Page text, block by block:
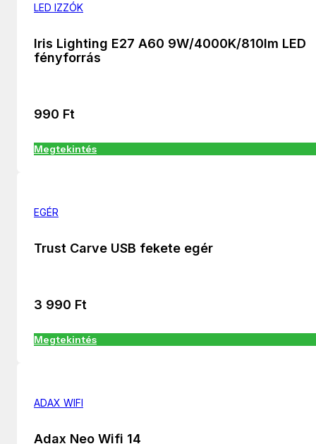
LED IZZÓK
Iris Lighting E27 A60 9W/4000K/810lm LED
fényforrás
990 Ft
Megtekintés
EGÉR
Trust Carve USB fekete egér
3 990 Ft
Megtekintés
ADAX WIFI
Adax Neo Wifi 14